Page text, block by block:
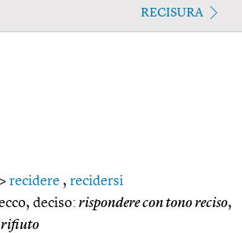
RECISURA
recidere , recidersi
deciso: rispondere con tono reciso,
rifiuto